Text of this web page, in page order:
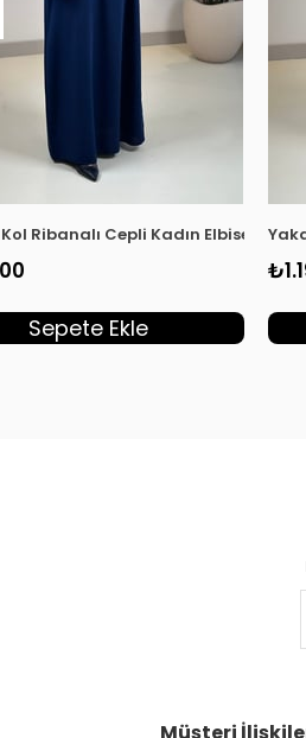
Ribanalı Cepli Kadın Elbise
Sepete Ekle
Müşteri